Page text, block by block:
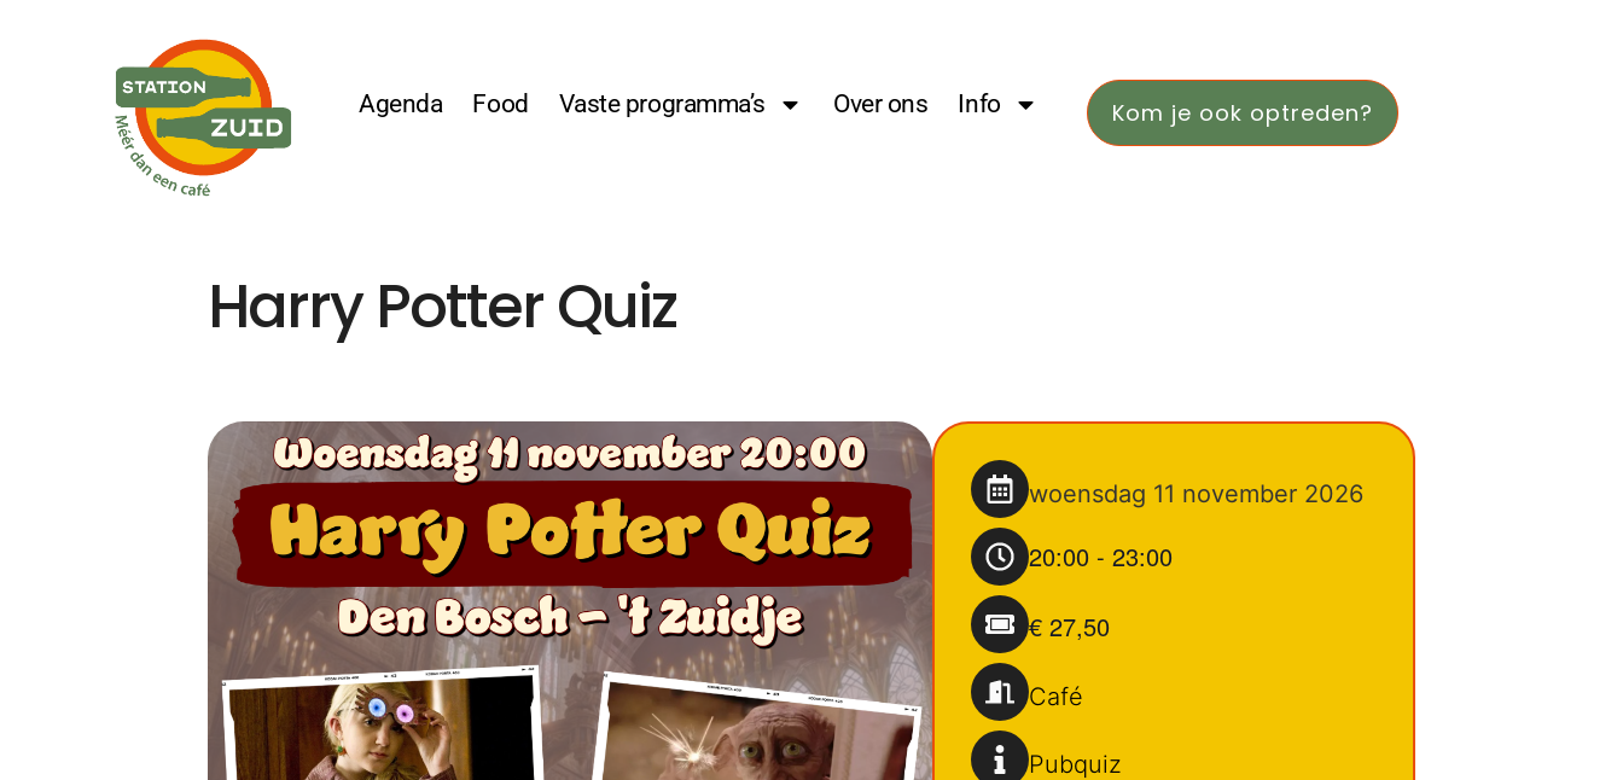
Agenda Food Vaste programma’s Over ons Info Kom je ook optreden?
Harry Potter Quiz
woensdag 11 november 2026
20:00 - 23:00
€ 27,50
Café
Pubquiz